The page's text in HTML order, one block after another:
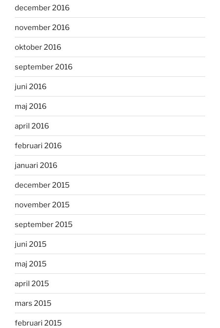
december 2016
november 2016
oktober 2016
september 2016
juni 2016
maj 2016
april 2016
februari 2016
januari 2016
december 2015
november 2015
september 2015
juni 2015
maj 2015
april 2015
mars 2015
februari 2015